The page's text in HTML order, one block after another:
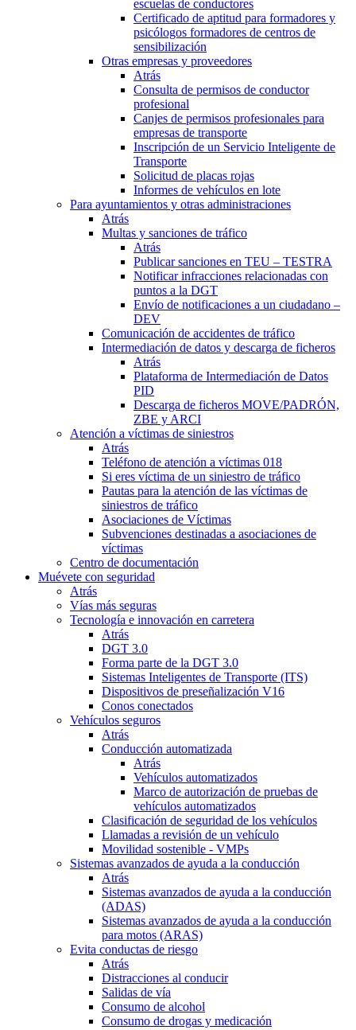
escuelas de conductores
Certificado de aptitud para formadores y
psicólogos formadores de centros de
sensibilización
Otras empresas y proveedores
Atrás
Consulta de permisos de conductor
profesional
Canjes de permisos profesionales para
empresas de transporte
Inscripción de un Servicio Inteligente de
Transporte
Solicitud de placas rojas
Informes de vehículos en lote
Para ayuntamientos y otras administraciones
Atrás
Multas y sanciones de tráfico
Atrás
Publicar sanciones en TEU – TESTRA
Notificar infracciones relacionadas con
puntos a la DGT
Envío de notificaciones a un ciudadano –
DEV
Comunicación de accidentes de tráfico
Intermediación de datos y descarga de ficheros
Atrás
Plataforma de Intermediación de Datos
PID
Descarga de ficheros MOVE/PADRÓN,
ZBE y ARCI
Atención a víctimas de siniestros
Atrás
Teléfono de atención a víctimas 018
Si eres víctima de un siniestro de tráfico
Pautas para la atención de las víctimas de
siniestros de tráfico
Asociaciones de Víctimas
Subvenciones destinadas a asociaciones de
víctimas
Centro de documentación
Muévete con seguridad
Atrás
Vías más seguras
Tecnología e innovación en carretera
Atrás
DGT 3.0
Forma parte de la DGT 3.0
Sistemas Inteligentes de Transporte (ITS)
Dispositivos de preseñalización V16
Conos conectados
Vehículos seguros
Atrás
Conducción automatizada
Atrás
Vehículos automatizados
Marco de autorización de pruebas de
vehículos automatizados
Clasificación de seguridad de los vehículos
Llamadas a revisión de un vehículo
Movilidad sostenible - VMPs
Sistemas avanzados de ayuda a la conducción
Atrás
Sistemas avanzados de ayuda a la conducción
(ADAS)
Sistemas avanzados de ayuda a la conducción
para motos (ARAS)
Evita conductas de riesgo
Atrás
Distracciones al conducir
Salidas de vía
Consumo de alcohol
Consumo de drogas y medicación